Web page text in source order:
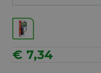
€ 7,34